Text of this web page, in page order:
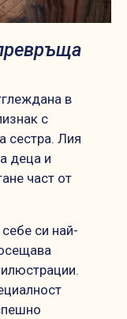
в
с
сестра. Лия
деца и
част от
си най-
илюстрации.